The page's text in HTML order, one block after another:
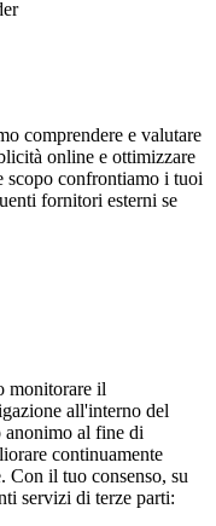
comprendere e valutare
online e ottimizzare
scopo confrontiamo i tuoi
fornitori esterni se
monitorare il
all'interno del
anonimo al fine di
continuamente
Con il tuo consenso, su
servizi di terze parti: